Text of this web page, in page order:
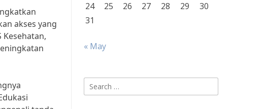
akses yang
24
25 26 27 28 29
30
31
« May
Search
for: